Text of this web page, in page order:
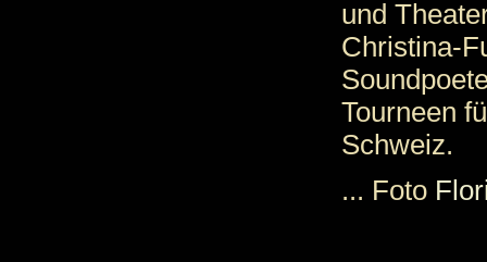
und
Christina-
Tourneen
Schweiz.
... Foto